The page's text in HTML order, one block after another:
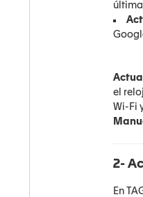
el
Wi-Fi
2-
En